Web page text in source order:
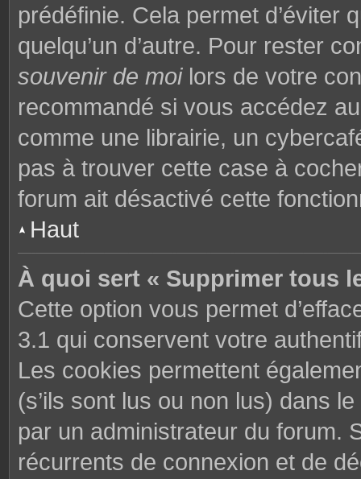
prédéfinie. Cela permet d’éviter
quelqu’un d’autre. Pour rester
souvenir de moilors de votre
recommandé si vous accédez
comme une librairie, un
pas à trouver cette case à
forum ait désactivé cette
Haut
À quoi sert « Supprimer tous
Cette option vous permet
3.1 qui conservent votre
Les cookies permettent
(s’ils sont lus ou non lus) dans
par un administrateur du forum.
récurrents de connexion et de